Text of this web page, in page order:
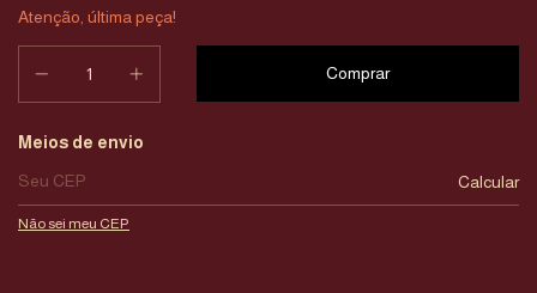
Atenção, última peça!
Entregas para o CEP:
Meios de envio
Calcular
Não sei meu CEP